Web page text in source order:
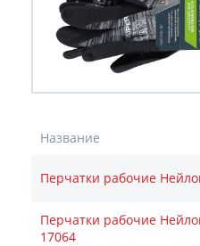
Название
Перчатки рабочие
Перчатки рабочие
17064